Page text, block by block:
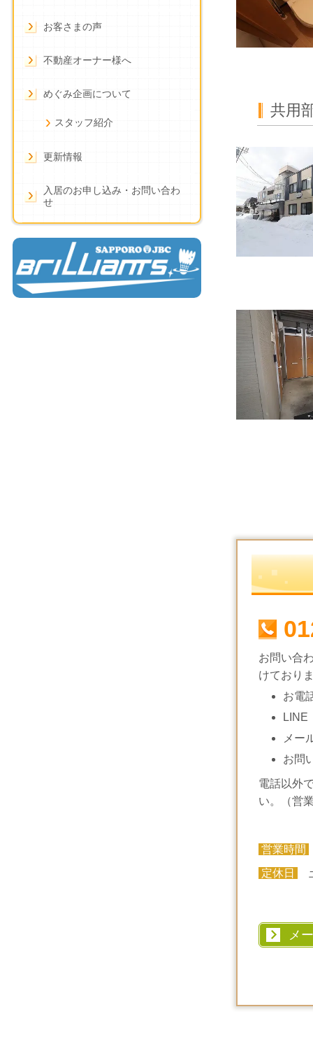
共用
お問い合
けており
お電
LINE
メー
お問
電話以外
い。（営
営業時間
定休日
メ
お客さまの声
不動産オーナー様へ
めぐみ企画について
スタッフ紹介
更新情報
入居のお申し込み・お問い合わ
せ